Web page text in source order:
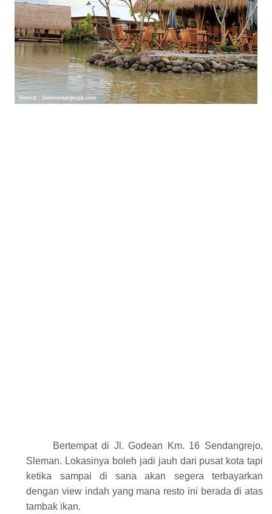
Bertempat di Jl. Godean Km. 16 Sendangrejo,
Sleman. Lokasinya boleh jadi jauh dari pusat kota tapi
ketika sampai di sana akan segera terbayarkan
dengan view indah yang mana resto ini berada di atas
tambak ikan.